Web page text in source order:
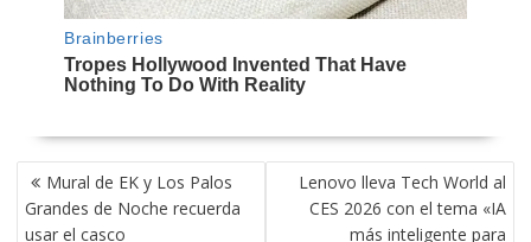
NAVEGACIÓN
DE
ENTRADAS
Mural de EK y Los Palos
Grandes de Noche recuerda
usar el casco
Lenovo lleva Tech World al
CES 2026 con el tema «IA
más inteligente para